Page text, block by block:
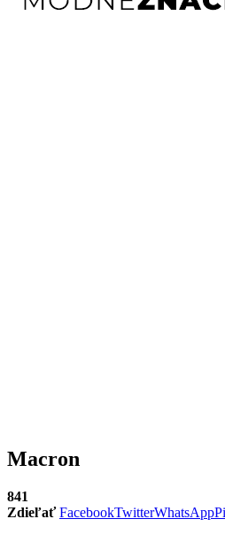
Macron
841
Zdieľať FacebookTwitterWhatsApp